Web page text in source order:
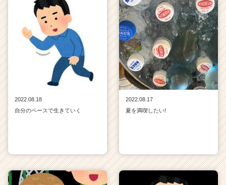
2022.08.18
自分のペースで生きていく
2022.08.17
夏を満喫したい!